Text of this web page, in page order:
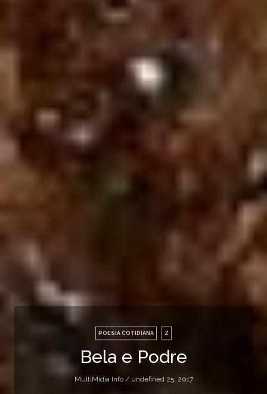
POESIA COTIDIANA Z
Bela e Podre
MultiMidia Info / undefined 25, 2017